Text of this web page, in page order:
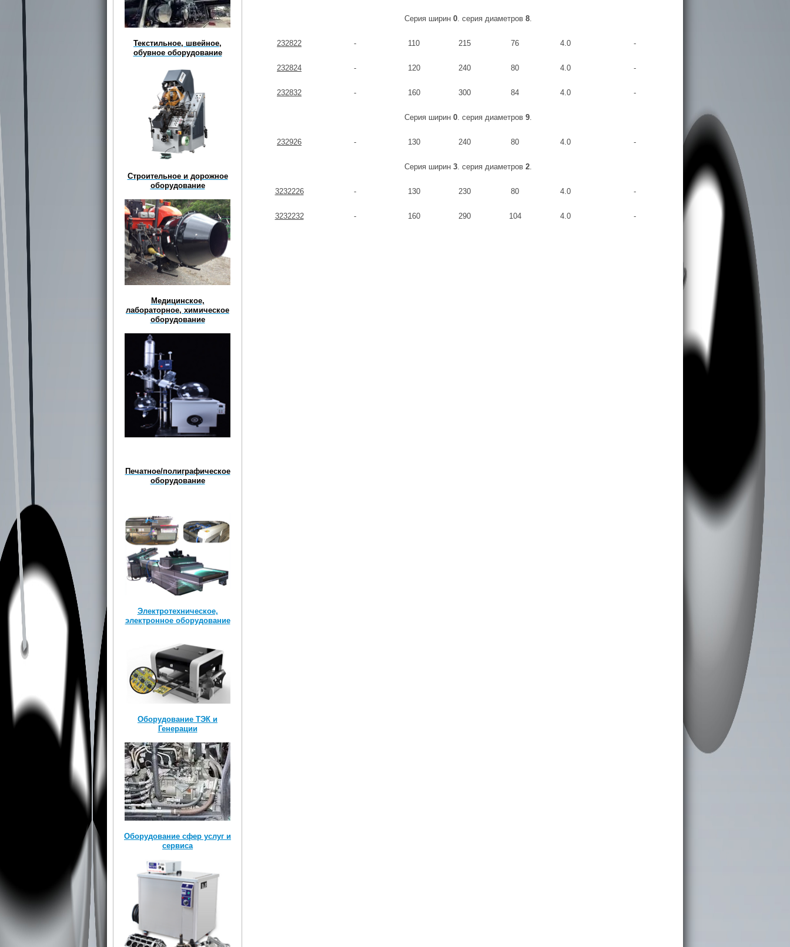
Текстильное, швейное,
обувное оборудование
Строительное и дорожное
оборудование
Медицинское,
лабораторное, химическое
оборудование
Печатное/полиграфическое
оборудование
Электротехническое,
электронное оборудование
Оборудование ТЭК и
Генерации
Оборудование сфер услуг и
сервиса
Серия ширин 0. серия диаметров 8.
232822 - 110 215 76 4.0 -
232824 - 120 240 80 4.0 -
232832 - 160 300 84 4.0 -
Серия ширин 0. серия диаметров 9.
232926 - 130 240 80 4.0 -
Серия ширин 3. серия диаметров 2.
3232226 - 130 230 80 4.0 -
3232232 - 160 290 104 4.0 -